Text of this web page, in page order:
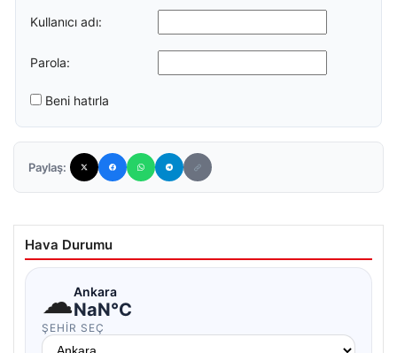
Kullanıcı adı:
Parola:
Beni hatırla
Paylaş:
Hava Durumu
☁Ankara
NaN°C
ŞEHIR SEÇ